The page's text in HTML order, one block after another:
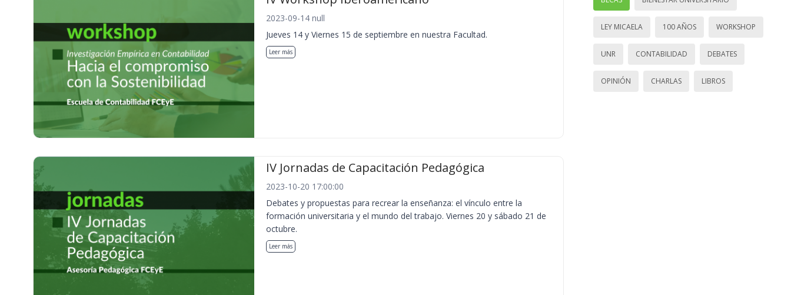
2023-09-14 null
Jueves 14 y Viernes 15 de septiembre en nuestra Facultad.
Leer más
IV Jornadas de Capacitación Pedagógica
2023-10-20 17:00:00
Debates y propuestas para recrear la enseñanza: el vínculo entre la
formación universitaria y el mundo del trabajo. Viernes 20 y sábado 21 de
octubre.
Leer más
LEY MICAELA 100 AÑOS WORKSHOP
UNR CONTABILIDAD DEBATES
OPINIÓN CHARLAS LIBROS